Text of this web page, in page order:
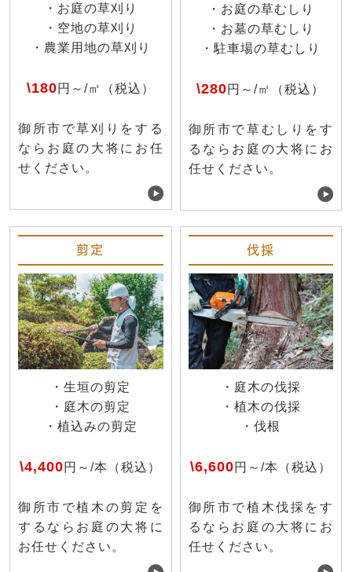
・お庭の草刈り
・空地の草刈り
・農業用地の草刈り
\180円～/㎡（税込）
御所市で草刈りをする
ならお庭の大将にお任
せください。
・お庭の草むしり
・お墓の草むしり
・駐車場の草むしり
\280円～/㎡（税込）
御所市で草むしりをす
るならお庭の大将にお
任せください。
剪定
・生垣の剪定
・庭木の剪定
・植込みの剪定
\4,400円～/本（税込）
御所市で植木の剪定を
するならお庭の大将に
お任せください。
伐採
・庭木の伐採
・植木の伐採
・伐根
\6,600円～/本（税込）
御所市で植木伐採をす
るならお庭の大将にお
任せください。